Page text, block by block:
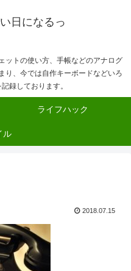
日になるっ
ットの使い方、手帳などのアナログ
り、今では自作キーボードなどいろ
録しております。
ライフハック
ル
2018.07.15